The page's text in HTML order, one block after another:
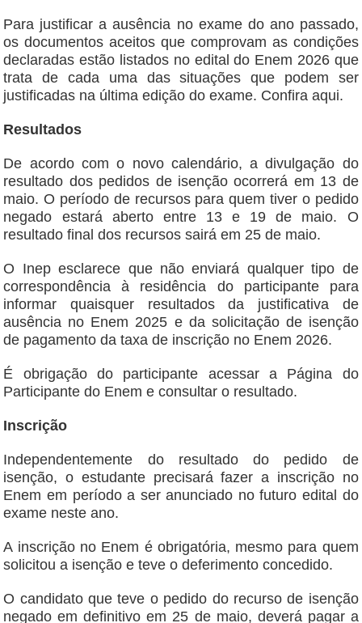
Para justificar a ausência no exame do ano passado,
os documentos aceitos que comprovam as condições
declaradas estão listados no edital do Enem 2026 que
trata de cada uma das situações que podem ser
justificadas na última edição do exame. Confira aqui.
Resultados
De acordo com o novo calendário, a divulgação do
resultado dos pedidos de isenção ocorrerá em 13 de
maio. O período de recursos para quem tiver o pedido
negado estará aberto entre 13 e 19 de maio. O
resultado final dos recursos sairá em 25 de maio.
O Inep esclarece que não enviará qualquer tipo de
correspondência à residência do participante para
informar quaisquer resultados da justificativa de
ausência no Enem 2025 e da solicitação de isenção
de pagamento da taxa de inscrição no Enem 2026.
É obrigação do participante acessar a Página do
Participante do Enem e consultar o resultado.
Inscrição
Independentemente do resultado do pedido de
isenção, o estudante precisará fazer a inscrição no
Enem em período a ser anunciado no futuro edital do
exame neste ano.
A inscrição no Enem é obrigatória, mesmo para quem
solicitou a isenção e teve o deferimento concedido.
O candidato que teve o pedido do recurso de isenção
negado em definitivo em 25 de maio, deverá pagar a